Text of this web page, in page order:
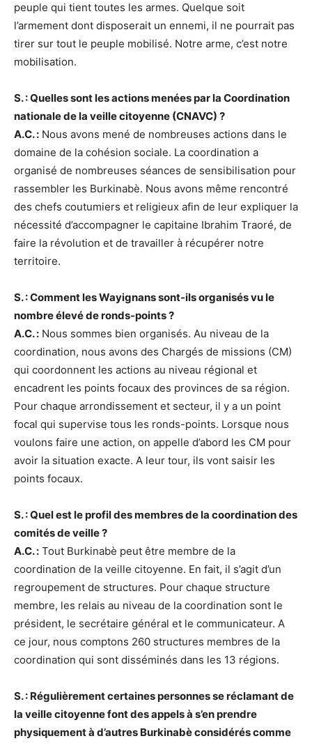
peuple qui tient toutes les armes. Quelque soit
l’armement dont disposerait un ennemi, il ne pourrait pas
tirer sur tout le peuple mobilisé. Notre arme, c’est notre
mobilisation.
S. : Quelles sont les actions menées par la Coordination
nationale de la veille citoyenne (CNAVC) ?
A.C. : Nous avons mené de nombreuses actions dans le
domaine de la cohésion sociale. La coordination a
organisé de nombreuses séances de sensibilisation pour
rassembler les Burkinabè. Nous avons même rencontré
des chefs coutumiers et religieux afin de leur expliquer la
nécessité d’accompagner le capitaine Ibrahim Traoré, de
faire la révolution et de travailler à récupérer notre
territoire.
S. : Comment les Wayignans sont-ils organisés vu le
nombre élevé de ronds-points ?
A.C. : Nous sommes bien organisés. Au niveau de la
coordination, nous avons des Chargés de missions (CM)
qui coordonnent les actions au niveau régional et
encadrent les points focaux des provinces de sa région.
Pour chaque arrondissement et secteur, il y a un point
focal qui supervise tous les ronds-points. Lorsque nous
voulons faire une action, on appelle d’abord les CM pour
avoir la situation exacte. A leur tour, ils vont saisir les
points focaux.
S. : Quel est le profil des membres de la coordination des
comités de veille ?
A.C. : Tout Burkinabè peut être membre de la
coordination de la veille citoyenne. En fait, il s’agit d’un
regroupement de structures. Pour chaque structure
membre, les relais au niveau de la coordination sont le
président, le secrétaire général et le communicateur. A
ce jour, nous comptons 260 structures membres de la
coordination qui sont disséminés dans les 13 régions.
S. : Régulièrement certaines personnes se réclamant de
la veille citoyenne font des appels à s’en prendre
physiquement à d’autres Burkinabè considérés comme